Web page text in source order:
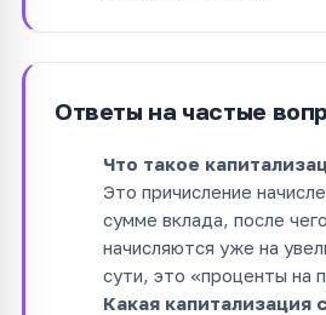
Ответы на частые
Что такое
Это причисление
сумме вклада, после
начисляются уже на
сути, это «проценты на
Какая капитализация